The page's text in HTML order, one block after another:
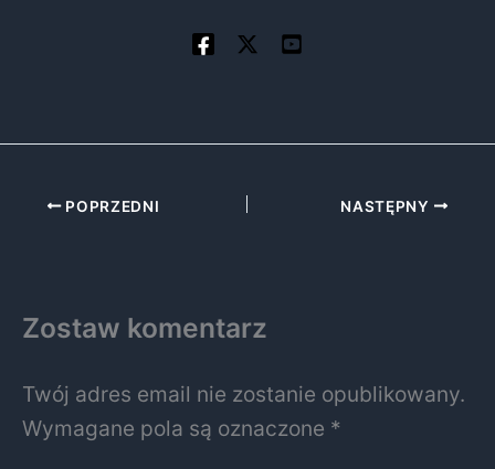
POPRZEDNI NASTĘPNY
Zostaw komentarz
Twój adres email nie zostanie opublikowany.
Wymagane pola są oznaczone *